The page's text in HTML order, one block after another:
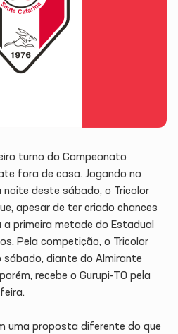
turno do Campeonato
fora de casa. Jogando no
deste sábado, o Tricolor
apesar de ter criado chances
a primeira metade do Estadual
Pela competição, o Tricolor
diante do Almirante
recebe o Gurupi-TO pela
uma proposta diferente do que